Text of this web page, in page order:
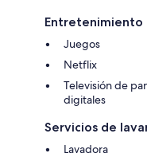
Entretenimiento
Juegos
Netflix
Televisión de
digitales
Servicios de
Lavadora